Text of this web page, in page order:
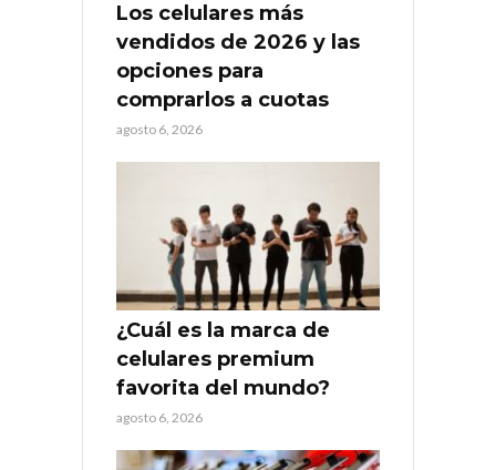
Los celulares más
vendidos de 2026 y las
opciones para
comprarlos a cuotas
agosto 6, 2026
¿Cuál es la marca de
celulares premium
favorita del mundo?
agosto 6, 2026